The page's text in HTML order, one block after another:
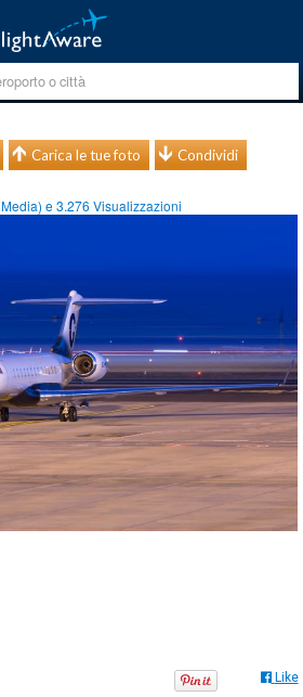
Carica le tue foto Condividi
Media) e3.276 Visualizzazioni
Like